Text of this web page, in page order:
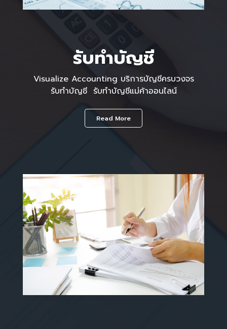
รับทำบัญชี
Visualize Accounting บริการบัญชีครบวงจร
รับทำบัญชี รับทําบัญชีแม่ค้าออนไลน์
Read More